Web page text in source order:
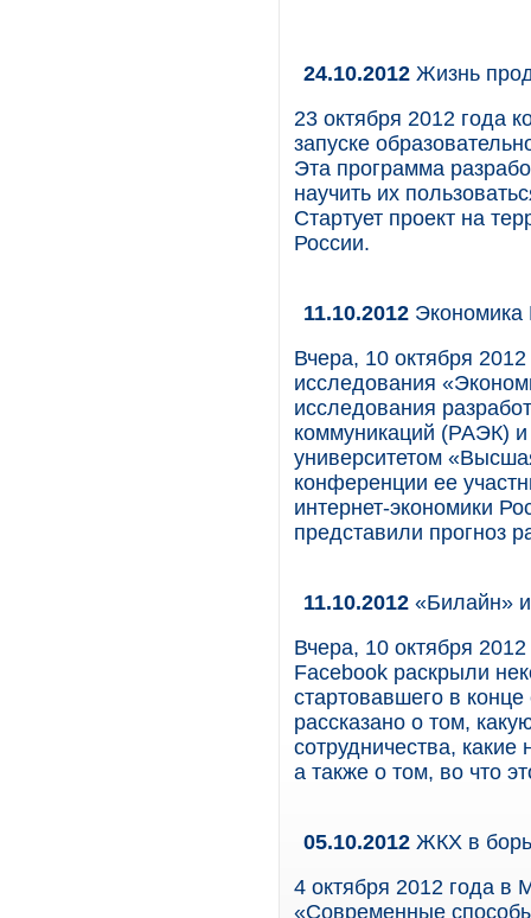
24.10.2012 Жизнь
23 октября 2012 года
запуске
Эта программа
научить их
Стартует проект на
России.
11.10.2012 Экономика
Вчера, 10 октября
исследования
исследования
коммуникаций (РАЭК)
университетом
конференции ее
интернет-экономики
представили прогноз
11.10.2012 «Билайн»
Вчера, 10 октября
Facebook раскрыли
стартовавшего в
рассказано о том,
сотрудничества,
а также о том, во что
05.10.2012 ЖКХ в
4 октября 2012 года в
«Современные